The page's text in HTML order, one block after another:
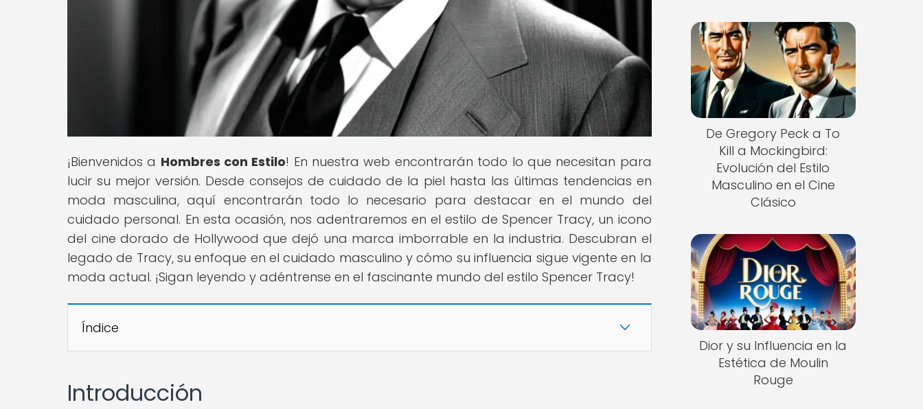
¡Bienvenidos a Hombres con Estilo! En nuestra web encontrarán todo lo que necesitan para
lucir su mejor versión. Desde consejos de cuidado de la piel hasta las últimas tendencias en
moda masculina, aquí encontrarán todo lo necesario para destacar en el mundo del
cuidado personal. En esta ocasión, nos adentraremos en el estilo de Spencer Tracy, un icono
del cine dorado de Hollywood que dejó una marca imborrable en la industria. Descubran el
legado de Tracy, su enfoque en el cuidado masculino y cómo su influencia sigue vigente en la
moda actual. ¡Sigan leyendo y adéntrense en el fascinante mundo del estilo Spencer Tracy!
Índice
Introducción
De Gregory Peck a To
Kill a Mockingbird:
Evolución del Estilo
Masculino en el Cine
Clásico
Dior y su Influencia en la
Estética de Moulin
Rouge